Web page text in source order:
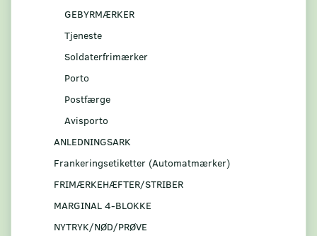
GEBYRMÆRKER
Tjeneste
Soldaterfrimærker
Porto
Postfærge
Avisporto
ANLEDNINGSARK
Frankeringsetiketter (Automatmærker)
FRIMÆRKEHÆFTER/STRIBER
MARGINAL 4-BLOKKE
NYTRYK/NØD/PRØVE